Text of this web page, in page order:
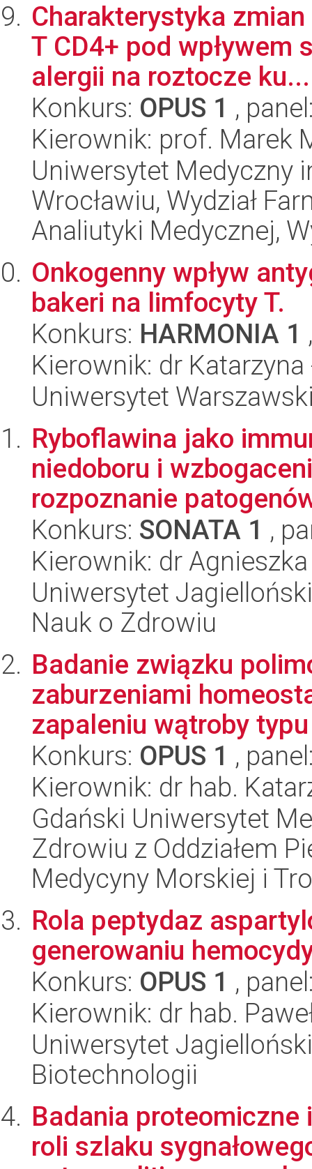
Charakterystyka
T CD4+ pod
alergii na roztocze ku...
Konkurs: OPUS 1 ,
Kierownik: prof. Marek
Uniwersytet Medyczny
Wrocławiu, Wydział
Analiutyki Medycznej,
Onkogenny wpływ
bakeri na limfocyty T.
Konkurs: HARMONIA 1
Kierownik: dr
Uniwersytet
Ryboflawina jako
niedoboru i
rozpoznanie
Konkurs: SONATA 1 ,
Kierownik: dr
Uniwersytet
Nauk o Zdrowiu
Badanie związku
zaburzeniami
zapaleniu wątroby
Konkurs: OPUS 1 ,
Kierownik: dr hab.
Gdański Uniwersytet
Zdrowiu z Oddziałem
Medycyny Morskiej i
Rola peptydaz
generowaniu
Konkurs: OPUS 1 ,
Kierownik: dr hab.
Uniwersytet
Biotechnologii
Badania
roli szlaku